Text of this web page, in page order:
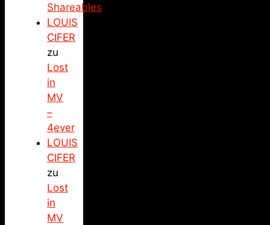
Shareables
LOUIS
CIFER
zu
Lost
in
MV
–
4ever
LOUIS
CIFER
zu
Lost
in
MV